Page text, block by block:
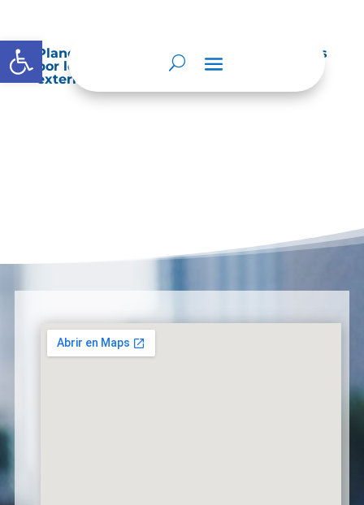
Abrir barra de herramientas
Planes de Mejoramiento vigentes exigidos
por los entes de control o auditoría
externos o internos.